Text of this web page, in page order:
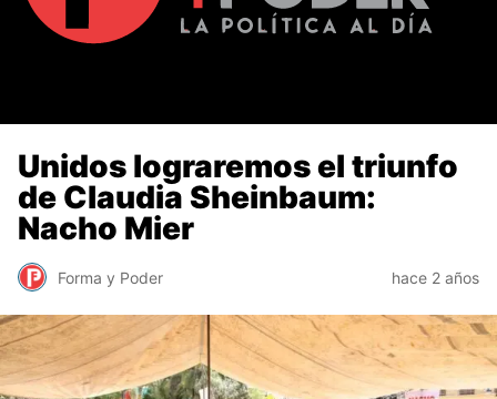
Unidos lograremos el triunfo
de Claudia Sheinbaum:
Nacho Mier
Forma y Poder hace 2 años